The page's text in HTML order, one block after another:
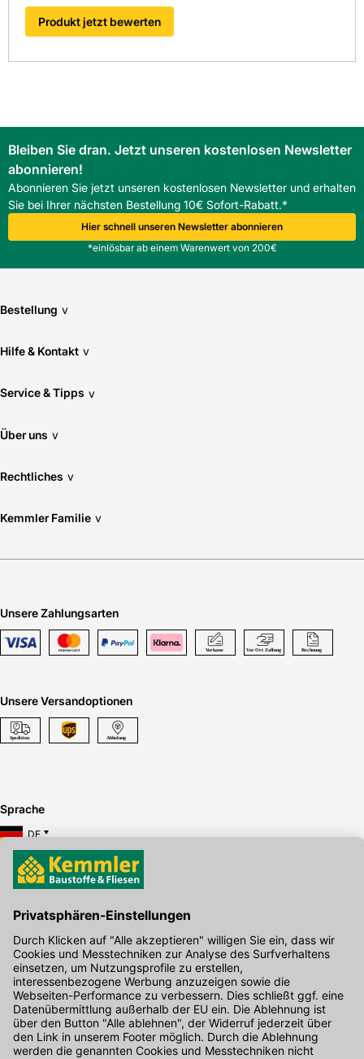
Produkt jetzt bewerten
Bleiben Sie dran. Jetzt unseren kostenlosen Newsletter
abonnieren!
Abonnieren Sie jetzt unseren kostenlosen Newsletter und erhalten
Sie bei Ihrer nächsten Bestellung 10€ Sofort-Rabatt.*
Hier schnell unseren Newsletter abonnieren
*einlösbar ab einem Warenwert von 200€
Bestellung v
Hilfe & Kontakt v
Service & Tipps v
Über uns v
Rechtliches v
Kemmler Familie v
Unsere Zahlungsarten
Unsere Versandoptionen
Sprache
DE
Hier gibt's die kostenlose App
Kontakt
Unser Onlineshop Team ist montags bis freitags von 08:00 - 17:00